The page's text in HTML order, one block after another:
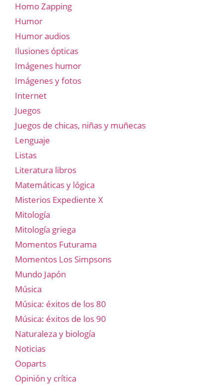
Homo Zapping
Humor
Humor audios
Ilusiones ópticas
Imágenes humor
Imágenes y fotos
Internet
Juegos
Juegos de chicas, niñas y muñecas
Lenguaje
Listas
Literatura libros
Matemáticas y lógica
Misterios Expediente X
Mitología
Mitología griega
Momentos Futurama
Momentos Los Simpsons
Mundo Japón
Música
Música: éxitos de los 80
Música: éxitos de los 90
Naturaleza y biología
Noticias
Ooparts
Opinión y crítica